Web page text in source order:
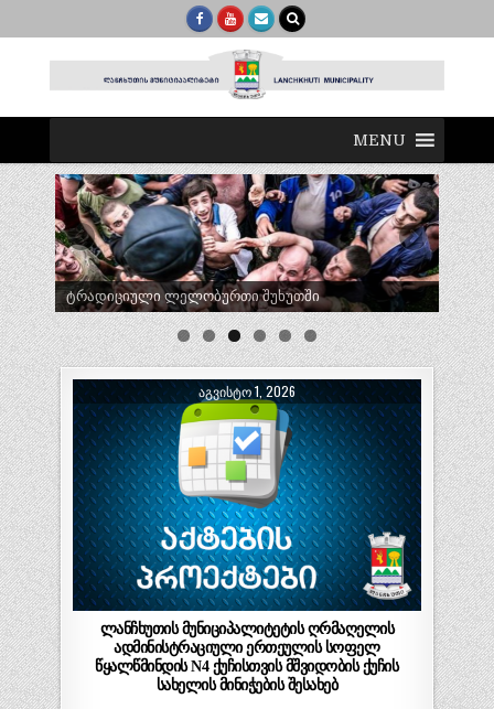
MENU
ტრადიციული ლელობურთი შუხუთში
ᲐᲒᲕᲘᲡᲢᲝ 1, 2026
ლანჩხუთის მუნიციპალიტეტის ღრმაღელის
ადმინისტრაციული ერთეულის სოფელ
წყალწმინდის N4 ქუჩისთვის მშვიდობის ქუჩის
სახელის მინიჭების შესახებ